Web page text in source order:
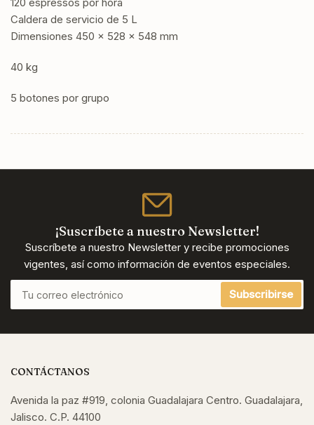
120 espressos por hora
Caldera de servicio de 5 L
Dimensiones 450 x 528 x 548 mm
40 kg
5 botones por grupo
¡Suscríbete a nuestro Newsletter!
Suscríbete a nuestro Newsletter y recibe promociones
vigentes, así como información de eventos especiales.
correo
electrónico
Subscribirse
CONTÁCTANOS
Avenida la paz #919, colonia Guadalajara Centro. Guadalajara,
Jalisco. C.P. 44100